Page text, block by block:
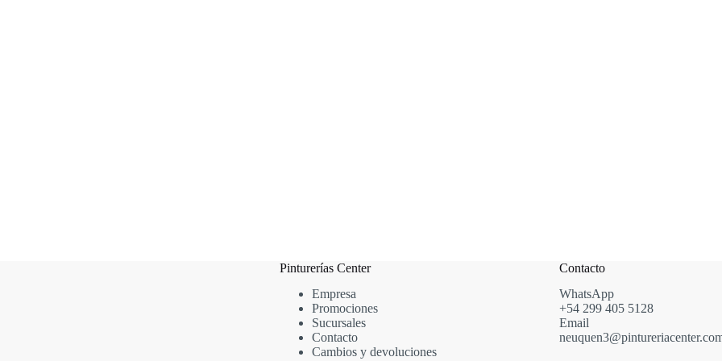
Pinturerías Center
Empresa
Promociones
Sucursales
Contacto
Cambios y devoluciones
Contacto
WhatsApp
+54 299 405 5128
Email